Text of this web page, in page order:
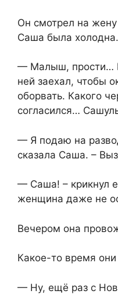
Он смотрел на
Саша была холодна.
— Малыш, прости…
ней заехал, чтобы
оборвать. Какого
согласился…
— Я подаю на
сказала Саша. –
— Саша! – крикнул
женщина даже не
Вечером она
Какое-то время
— Ну, ещё раз с